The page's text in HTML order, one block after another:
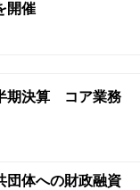
開催
期決算 コア業務
体への財政融資